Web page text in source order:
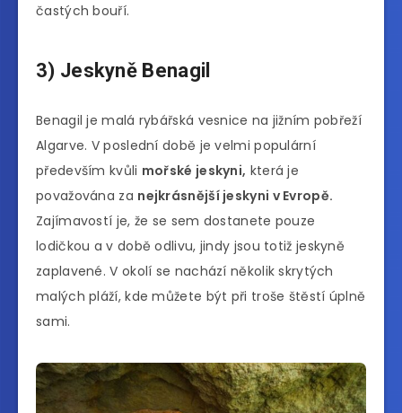
častých bouří.
3) Jeskyně Benagil
Benagil je malá rybářská vesnice na jižním pobřeží
Algarve. V poslední době je velmi populární
především kvůli mořské jeskyni, která je
považována za nejkrásnější jeskyni v Evropě.
Zajímavostí je, že se sem dostanete pouze
lodičkou a v době odlivu, jindy jsou totiž jeskyně
zaplavené. V okolí se nachází několik skrytých
malých pláží, kde můžete být při troše štěstí úplně
sami.